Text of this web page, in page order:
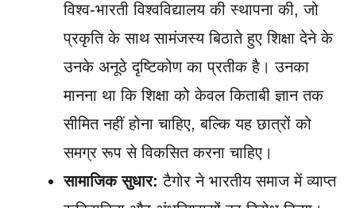
विश्व-भारती विश्वविद्यालय की स्थापना की, जो
प्रकृति के साथ सामंजस्य बिठाते हुए शिक्षा देने के
उनके अनूठे दृष्टिकोण का प्रतीक है। उनका
मानना था कि शिक्षा को केवल किताबी ज्ञान तक
सीमित नहीं होना चाहिए, बल्कि यह छात्रों को
समग्र रूप से विकसित करना चाहिए।
सामाजिक सुधार: टैगोर ने भारतीय समाज में व्याप्त